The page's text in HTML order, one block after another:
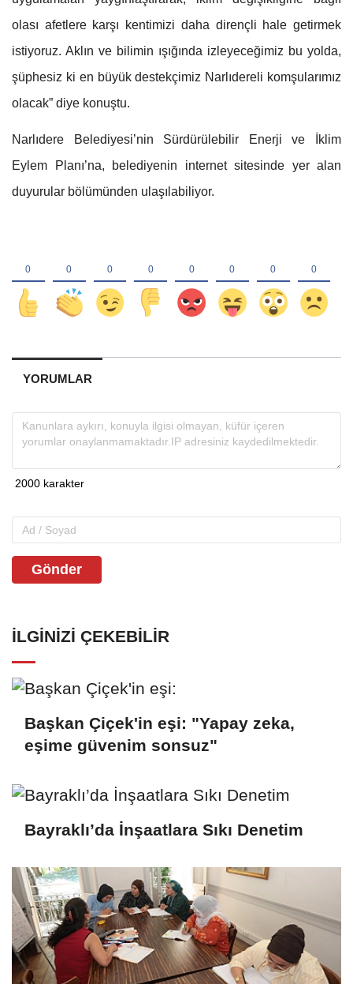
olası afetlere karşı kentimizi daha dirençli hale getirmek
istiyoruz. Aklın ve bilimin ışığında izleyeceğimiz bu yolda,
şüphesiz ki en büyük destekçimiz Narlıdereli komşularımız
olacak” diye konuştu.
Narlıdere Belediyesi’nin Sürdürülebilir Enerji ve İklim
Eylem Planı’na, belediyenin internet sitesinde yer alan
duyurular bölümünden ulaşılabiliyor.
YORUMLAR
Gönder
İLGINIZI ÇEKEBILIR
Başkan Çiçek'in eşi: "Yapay zeka,
eşime güvenim sonsuz"
Bayraklı’da İnşaatlara Sıkı Denetim